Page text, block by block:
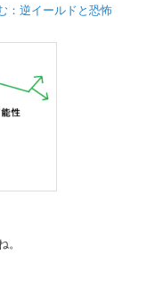
：逆イールドと恐怖